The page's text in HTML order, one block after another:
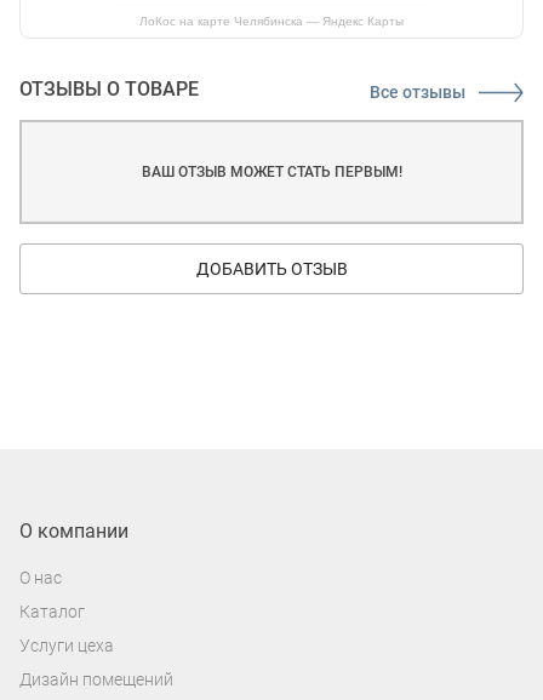
ЛоКос на карте Челябинска — Яндекс Карты
ОТЗЫВЫ О ТОВАРЕ Все отзывы
ВАШ ОТЗЫВ МОЖЕТ СТАТЬ ПЕРВЫМ!
ДОБАВИТЬ ОТЗЫВ
О компании
О нас
Каталог
Услуги цеха
Дизайн помещений